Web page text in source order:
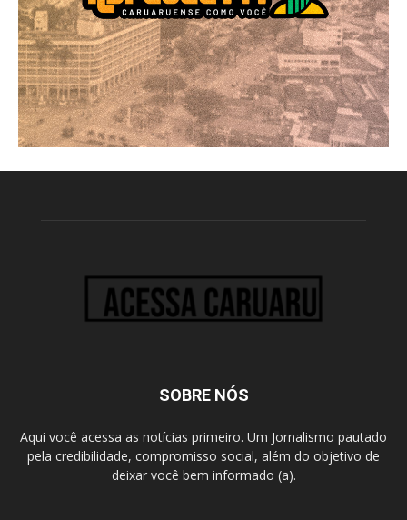
SOBRE NÓS
Aqui você acessa as notícias primeiro. Um Jornalismo pautado
pela credibilidade, compromisso social, além do objetivo de
deixar você bem informado (a).